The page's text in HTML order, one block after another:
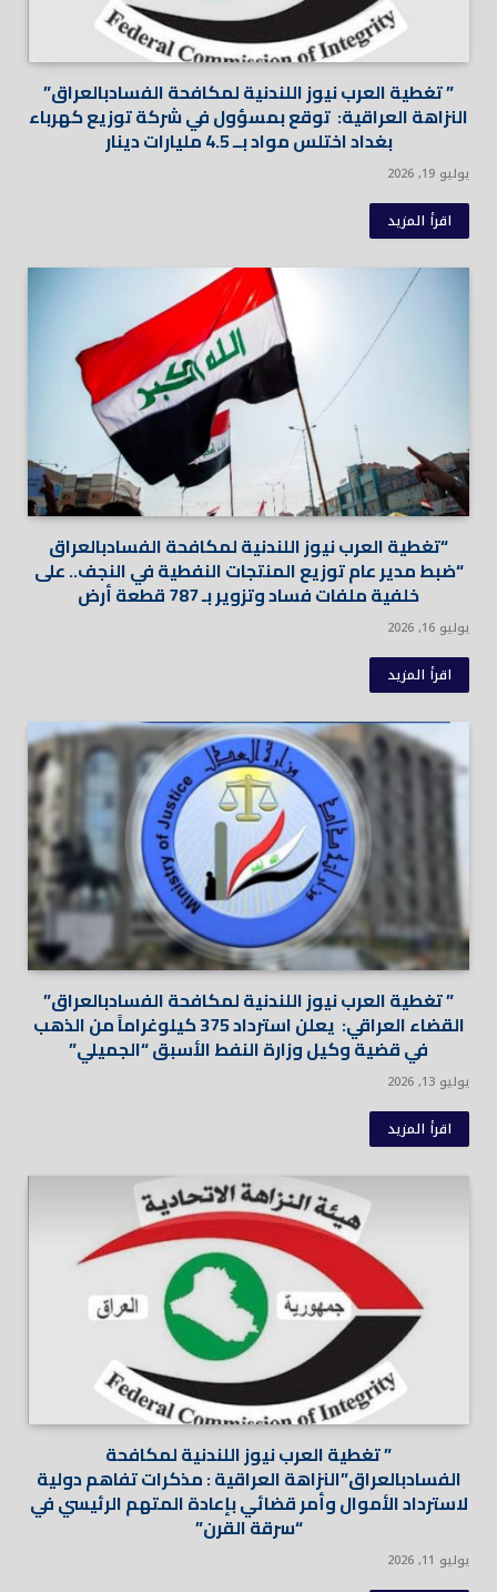
” تغطية العرب نيوز اللندنية لمكافحة الفسادبالعراق”
النزاهة العراقية: توقع بمسؤول في شركة توزيع كهرباء
بغداد اختلس مواد بــ 4.5 مليارات دينار
يوليو 19, 2026
اقرأ المزيد
“تغطية العرب نيوز اللندنية لمكافحة الفسادبالعراق
“ضبط مدير عام توزيع المنتجات النفطية في النجف.. على
خلفية ملفات فساد وتزوير بـ 787 قطعة أرض
يوليو 16, 2026
اقرأ المزيد
” تغطية العرب نيوز اللندنية لمكافحة الفسادبالعراق”
القضاء العراقي: يعلن استرداد 375 كيلوغراماً من الذهب
في قضية وكيل وزارة النفط الأسبق “الجميلي”
يوليو 13, 2026
اقرأ المزيد
” تغطية العرب نيوز اللندنية لمكافحة
الفسادبالعراق”النزاهة العراقية : مذكرات تفاهم دولية
لاسترداد الأموال وأمر قضائي بإعادة المتهم الرئيسي في
“سرقة القرن”
يوليو 11, 2026